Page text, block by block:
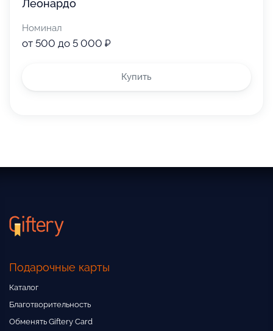
Леонардо
Номинал
от 500 до 5 000 ₽
Купить
Подарочные карты
Каталог
Благотворительность
Обменять Giftery Card